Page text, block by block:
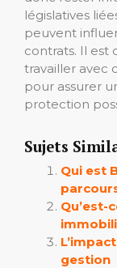
législatives
peuvent
contrats. Il
travailler avec
pour assurer
protection
Sujets
Qui est
Qu’est-
gestion